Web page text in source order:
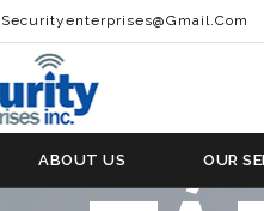
Securityenterprises@gmail.com
ABOUT US OUR